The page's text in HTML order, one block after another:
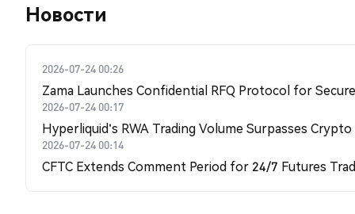
Новости
2026-07-24 00:26
Zama Launches Confidential RFQ Protocol for
2026-07-24 00:17
Hyperliquid's RWA Trading Volume Surpasses
2026-07-24 00:14
CFTC Extends Comment Period for 24/7 Futures